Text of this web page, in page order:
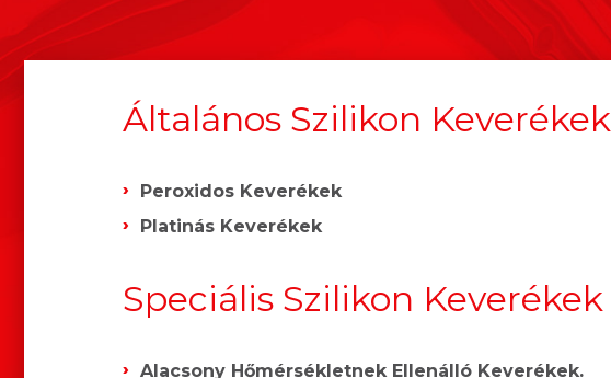
Általános Szilikon Keverékek
Peroxidos Keverékek
Platinás Keverékek
Speciális Szilikon Keverékek
Alacsony Hőmérsékletnek Ellenálló Keverékek.